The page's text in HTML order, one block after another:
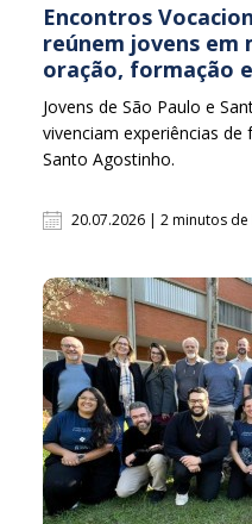
Encontros
reúnem jovens em
oração, formação
Jovens de São Paulo e
vivenciam experiências
Santo Agostinho.
20.07.2026 | 2 minutos de